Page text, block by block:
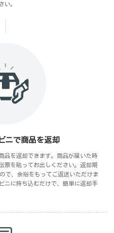
。
ニで商品を返却
品を返却できます。商品が届いた時
票を貼ってお出しください。返却期
で、余裕をもってご返送いただけま
ニに持ち込むだけで、簡単に返却手